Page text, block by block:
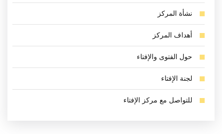
نشأة المركز
أهداف المركز
حول الفتوى والإفتاء
لجنة الإفتاء
للتواصل مع مركز الإفتاء